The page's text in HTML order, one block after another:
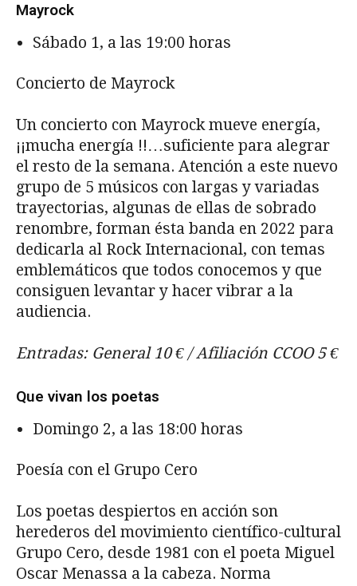
Mayrock
Sábado 1, a las 19:00 horas
Concierto de Mayrock
Un concierto con Mayrock mueve energía,
¡¡mucha energía !!…suficiente para alegrar
el resto de la semana. Atención a este nuevo
grupo de 5 músicos con largas y variadas
trayectorias, algunas de ellas de sobrado
renombre, forman ésta banda en 2022 para
dedicarla al Rock Internacional, con temas
emblemáticos que todos conocemos y que
consiguen levantar y hacer vibrar a la
audiencia.
Entradas: General 10 € / Afiliación CCOO 5 €
Que vivan los poetas
Domingo 2, a las 18:00 horas
Poesía con el Grupo Cero
Los poetas despiertos en acción son
herederos del movimiento científico-cultural
Grupo Cero, desde 1981 con el poeta Miguel
Oscar Menassa a la cabeza. Norma